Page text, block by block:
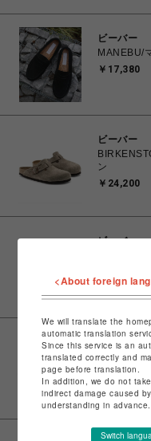
ビーバー
MANEBU/
￥17,380
ビーバー
ン
￥24,200
ビーバー
￥24,200
ビーバー
Last
Suede-
￥15,400
<About foreign
We will translate the
automatic translation
Since this service is an
translated correctly and
page before translation.
In addition, we do not
indirect damage caused
understanding in advance.
Switch